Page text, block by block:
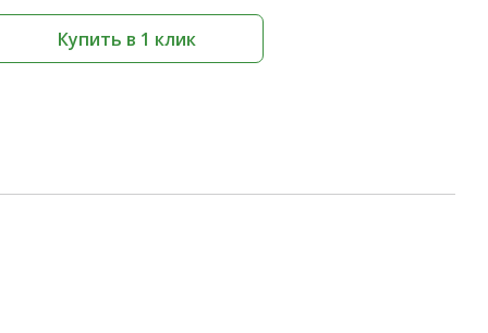
Купить в 1 клик